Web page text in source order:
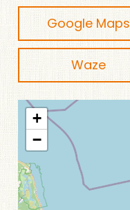
Google Maps
Waze
+
−